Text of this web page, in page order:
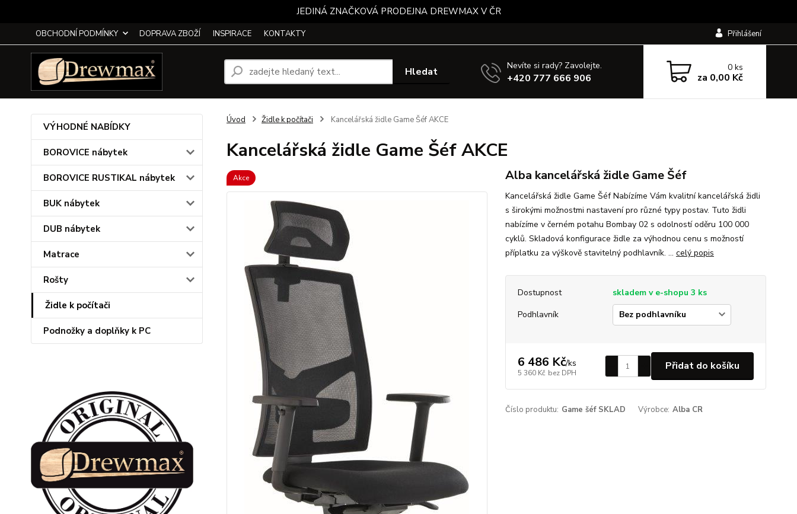
JEDINÁ ZNAČKOVÁ PRODEJNA DREWMAX V ČR
OBCHODNÍ PODMÍNKY DOPRAVA ZBOŽÍ INSPIRACE KONTAKTY Přihlášení
Hledat Nevíte si rady? Zavolejte.
+420 777 666 906
0ks
za 0,00 Kč
VÝHODNÉ NABÍDKY
BOROVICE nábytek
BOROVICE RUSTIKAL nábytek
BUK nábytek
DUB nábytek
Matrace
Rošty
Židle k počítači
Podnožky a doplňky k PC
Úvod Židle k počítači Kancelářská židle Game Šéf AKCE
Kancelářská židle Game Šéf AKCE
Akce Alba kancelářská židle Game Šéf
Kancelářská židle Game Šéf Nabízíme Vám kvalitní kancelářská židli
s širokými možnostmi nastavení pro různé typy postav. Tuto židli
nabízíme v černém potahu Bombay 02 s odolností oděru 100 000
cyklů. Skladová konfigurace židle za výhodnou cenu s možností
příplatku za výškově stavitelný podhlavník. ... celý popis
Dostupnost
skladem v e-shopu 3 ks
Podhlavník
6 486 Kč/ks
5 360 Kč bez DPH
Přidat do košíku
Číslo produktu: Game šéf SKLAD Výrobce: Alba CR